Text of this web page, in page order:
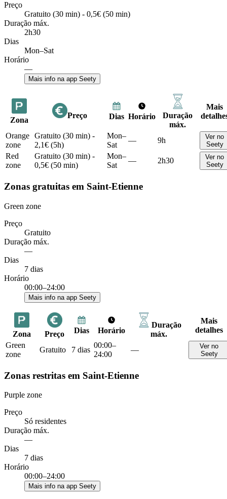
Preço
Gratuito (30 min) - 0,5€ (50 min)
Duração máx.
2h30
Dias
Mon–Sat
Horário
—
Mais info na app Seety
Zona
Preço Dias Horário
Duração
máx.
Mais
Orange
zone
Gratuito (30 min) -
2,1€ (5h)
Mon–
Sat
— 9h
Ver no
Seety
Red
zone
Gratuito (30 min) -
0,5€ (50 min)
Mon–
Sat
— 2h30
Ver no
Seety
Zonas gratuitas em Saint-Etienne
Green zone
Preço
Gratuito
Duração máx.
—
Dias
7 dias
Horário
00:00–24:00
Mais info na app Seety
Zona Preço Dias Horário
Duração
máx.
Mais
detalhes
Green
zone
Gratuito 7 dias
00:00–
24:00
—
Ver no
Seety
Zonas restritas em Saint-Etienne
Purple zone
Preço
Só residentes
Duração máx.
—
Dias
7 dias
Horário
00:00–24:00
Mais info na app Seety